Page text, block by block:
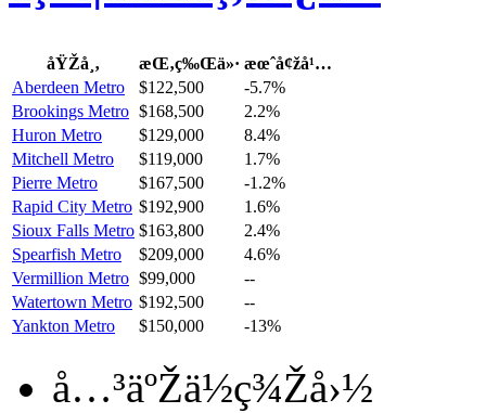
åŸŽå¸‚ æŒ‚ç‰Œä»· æœˆå¢žå¹…
Aberdeen Metro
$122,500
-5.7%
Brookings Metro $168,500
2.2%
Huron Metro
$129,000
8.4%
Mitchell Metro
$119,000
1.7%
Pierre Metro
$167,500
-1.2%
Rapid City Metro $192,900
1.6%
Sioux Falls Metro $163,800
2.4%
Spearfish Metro
$209,000
4.6%
Vermillion Metro $99,000
--
Watertown Metro $192,500
--
Yankton Metro
$150,000 -13%
å…³äºŽä½ç¾Žå›½